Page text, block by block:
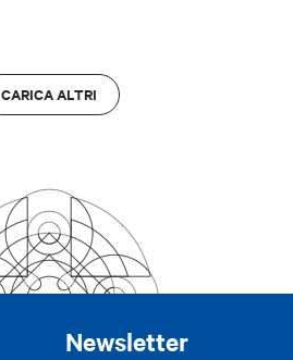
CARICA ALTRI
Newsletter